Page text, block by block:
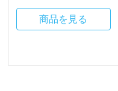
商品を見る